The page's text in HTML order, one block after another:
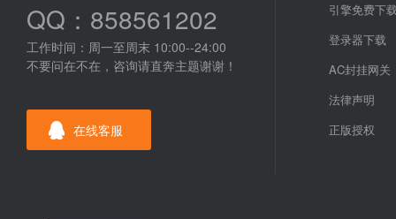
QQ：858561202
工作时间：周一至周末 10:00--24:00
不要问在不在，咨询请直奔主题谢谢！
在线客服
引擎免费下
登录器下载
AC封挂网关
法律声明
正版授权